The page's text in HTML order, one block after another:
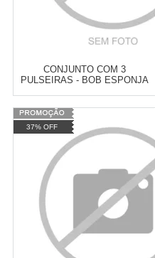
CONJUNTO COM 3
PULSEIRAS - BOB ESPONJA
Varejo:
Atacado: R$ 287,00 (Apenas
Revendedor)
6 x
Cat:
COMPRAR
37% OFF